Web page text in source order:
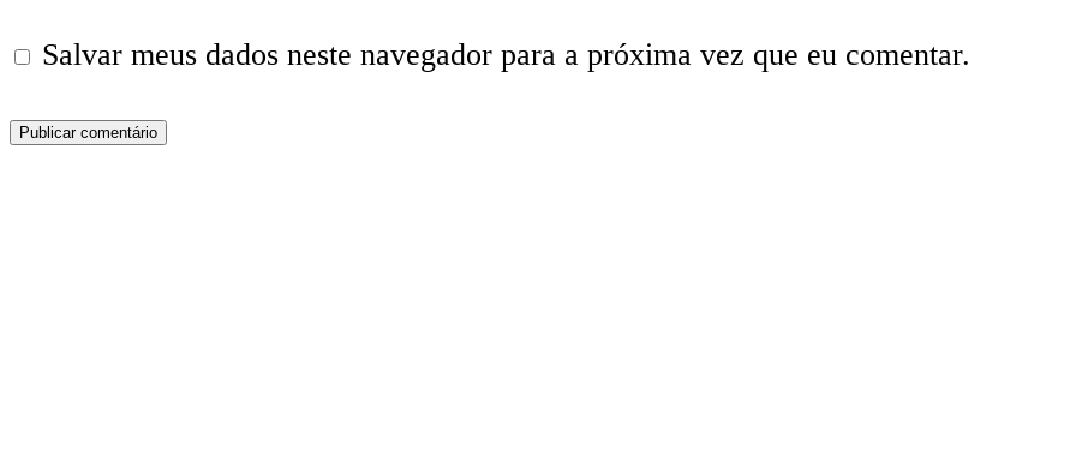
Salvar meus dados neste navegador para a próxima vez que eu comentar.